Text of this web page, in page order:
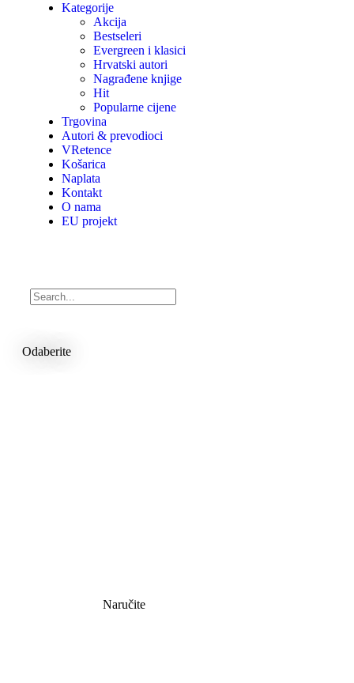
Kategorije
Akcija
Bestseleri
Evergreen i klasici
Hrvatski autori
Nagrađene knjige
Hit
Popularne cijene
Trgovina
Autori & prevodioci
VRetence
Košarica
Naplata
Kontakt
O nama
EU projekt
Odaberite
Naručite